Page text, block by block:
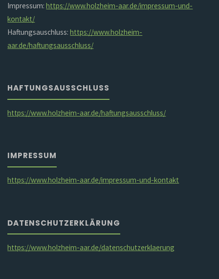
Impressum:https://www.holzheim-aar.de/impressum-und-
kontakt/
Haftungsauschluss:https://www.holzheim-
aar.de/haftungsausschluss/
HAFTUNGSAUSSCHLUSS
https://www.holzheim-aar.de/haftungsausschluss/
IMPRESSUM
https://www.holzheim-aar.de/impressum-und-kontakt
DATENSCHUTZERKLÄRUNG
https://www.holzheim-aar.de/datenschutzerklaerung